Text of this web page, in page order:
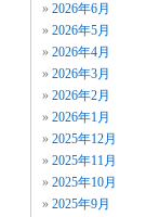
2026年6月
2026年5月
2026年4月
2026年3月
2026年2月
2026年1月
2025年12月
2025年11月
2025年10月
2025年9月